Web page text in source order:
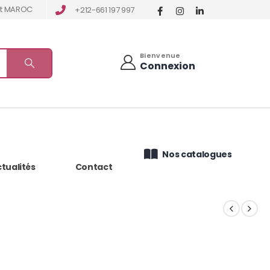
+212-661 197 997
Bienvenue
Connexion
Contact
Nos catalogues